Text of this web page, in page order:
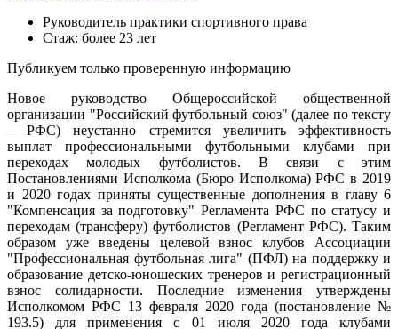
Руководитель практики спортивного права
Стаж: более 23 лет
Публикуем только проверенную информацию
Новое руководство Общероссийской общественной
организации "Российский футбольный союз" (далее по тексту
– РФС) неустанно стремится увеличить эффективность
выплат профессиональными футбольными клубами при
переходах молодых футболистов. В связи с этим
Постановлениями Исполкома (Бюро Исполкома) РФС в 2019
и 2020 годах приняты существенные дополнения в главу 6
"Компенсация за подготовку" Регламента РФС по статусу и
переходам (трансферу) футболистов (Регламент РФС). Таким
образом уже введены целевой взнос клубов Ассоциации
"Профессиональная футбольная лига" (ПФЛ) на поддержку и
образование детско-юношеских тренеров и регистрационный
взнос солидарности. Последние изменения утверждены
Исполкомом РФС 13 февраля 2020 года (постановление №
193.5) для применения с 01 июля 2020 года клубами